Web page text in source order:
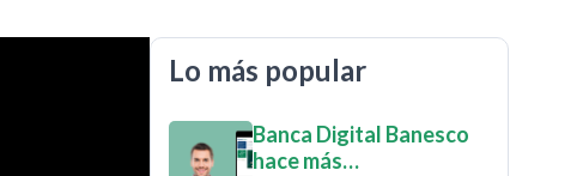
Lo más popular
Banca Digital Banesco
hace más…